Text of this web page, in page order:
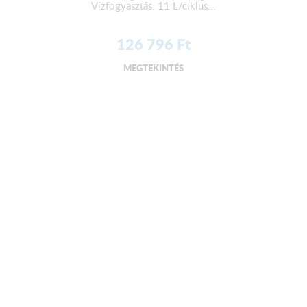
Vízfogyasztás: 11 L/ciklus...
126 796 Ft
MEGTEKINTÉS